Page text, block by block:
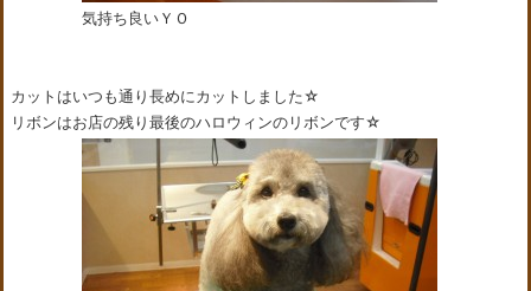
気持ち良いＹＯ
カットはいつも通り長めにカットしました☆
リボンはお店の残り最後のハロウィンのリボンです☆